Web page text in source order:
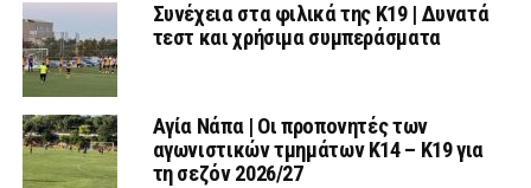
Συνέχεια στα φιλικά της Κ19 | Δυνατά
τεστ και χρήσιμα συμπεράσματα
Αγία Νάπα | Οι προπονητές των
αγωνιστικών τμημάτων Κ14 – Κ19 για
τη σεζόν 2026/27